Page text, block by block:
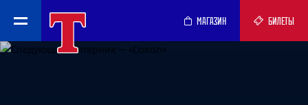
МАГАЗИН БИЛЕТЫ